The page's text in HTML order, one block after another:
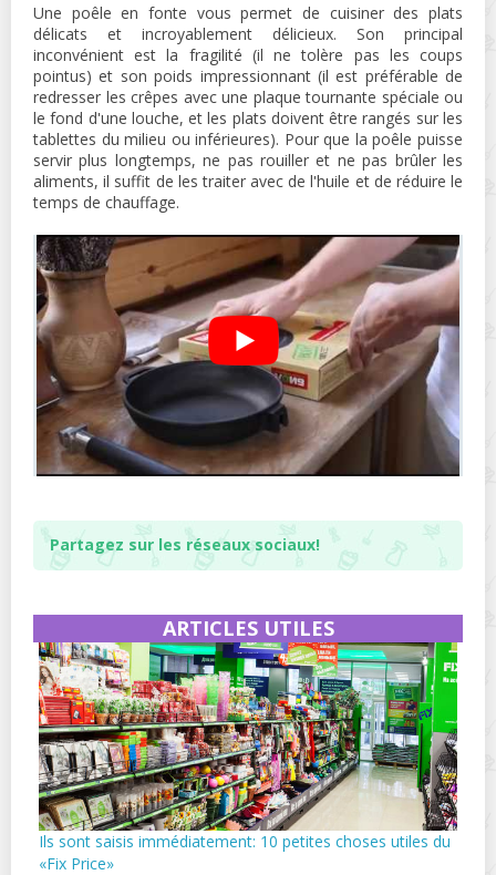
Une poêle en fonte vous permet de cuisiner des plats
délicats et incroyablement délicieux. Son principal
inconvénient est la fragilité (il ne tolère pas les coups
pointus) et son poids impressionnant (il est préférable de
redresser les crêpes avec une plaque tournante spéciale ou
le fond d'une louche, et les plats doivent être rangés sur les
tablettes du milieu ou inférieures). Pour que la poêle puisse
servir plus longtemps, ne pas rouiller et ne pas brûler les
aliments, il suffit de les traiter avec de l'huile et de réduire le
temps de chauffage.
Partagez sur les réseaux sociaux!
ARTICLES UTILES
Ils sont saisis immédiatement: 10 petites choses utiles du
«Fix Price»